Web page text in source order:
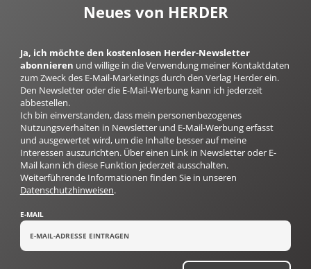
Neues von HERDER
Ja, ich möchte den kostenlosen Herder-Newsletter
abonnieren und willige in die Verwendung meiner Kontaktdaten
zum Zweck des E-Mail-Marketings durch den Verlag Herder ein.
Den Newsletter oder die E-Mail-Werbung kann ich jederzeit
abbestellen.
Ich bin einverstanden, dass mein personenbezogenes
Nutzungsverhalten in Newsletter und E-Mail-Werbung erfasst
und ausgewertet wird, um die Inhalte besser auf meine
Interessen auszurichten. Über einen Link in Newsletter oder E-
Mail kann ich diese Funktion jederzeit ausschalten.
Weiterführende Informationen finden Sie in unseren
Datenschutzhinweisen.
E-MAIL